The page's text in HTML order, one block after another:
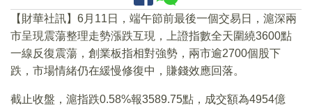
【財華社訊】6月11日，端午節前最後一個交易日，滬深兩
市呈現震蕩整理走勢漲跌互現，上證指數全天圍繞3600點
一線反復震蕩，創業板指相對強勢，兩市逾2700個股下
跌，市場情緒仍在緩慢修復中，賺錢效應回落。
截止收盤，滬指跌0.58%報3589.75點，成交額為4954億